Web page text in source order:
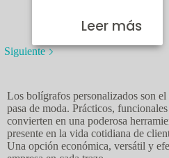
Leer más
Siguiente
Los bolígrafos personalizados son
pasa de moda. Prácticos,
convierten en una poderosa
presente en la vida cotidiana de
Una opción económica, versátil y